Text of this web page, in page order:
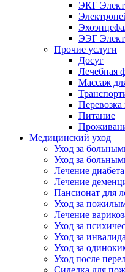
ЭКГ
ЭЭГ
Прочие услуги
Досуг
Лечебная
Массаж
Питание
Медицинский уход
Уход за
Уход за
Лечение диабета
Лечение
Пансионат для
Уход за
Лечение
Уход за
Уход за
Уход за
Уход после
Сиделка для